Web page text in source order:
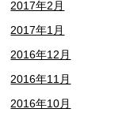
2017年2月
2017年1月
2016年12月
2016年11月
2016年10月